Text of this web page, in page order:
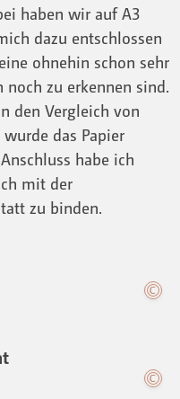
haben wir auf A3
dazu entschlossen
ohnehin schon sehr
zu erkennen sind.
den Vergleich von
das Papier
habe ich
mit der
zu binden.